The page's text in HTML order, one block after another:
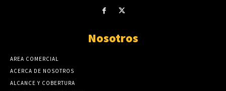
Nosotros
AREA COMERCIAL
ACERCA DE NOSOTROS
ALCANCE Y COBERTURA